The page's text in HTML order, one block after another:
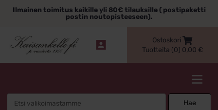
sisältöönIlmainen toimitus kaikille yli 80€ tilauksille ( postipaketti
postin noutopisteeseen).
Ostoskori
Tuotteita (0) 0,00 €
Hae